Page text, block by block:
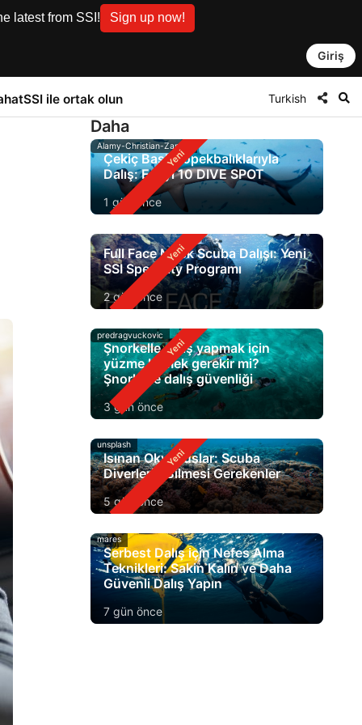
latest from SSI! Sign up now!
Giriş
SSI ile ortak olun Turkish
Daha
Alamy-Christian-Zappel
Çekiç Başlı Köpekbalıklarıyla
Dalış: En İyi 10 DIVE SPOT
1 gün önce
Full Face Mask Scuba Dalışı: Yeni
SSI Specialty Programı
2 gün önce
predragvuckovic
Şnorkelle dalış yapmak için
yüzme bilmek gerekir mi?
Şnorkelle dalış güvenliği
3 gün önce
unsplash
Isınan Okyanuslar: Scuba
Diverlerin Bilmesi Gerekenler
5 gün önce
mares
Serbest Dalış için Nefes Alma
Teknikleri: Sakin Kalın ve Daha
Güvenli Dalış Yapın
7 gün önce